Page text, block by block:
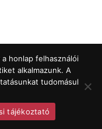
honlap felhasználói
alkalmazunk. A
tudomásul
tájékoztató